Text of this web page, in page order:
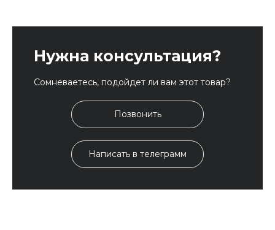
Нужна консультация?
Сомневаетесь, подойдет ли вам этот товар?
Позвонить
Написать в телеграмм